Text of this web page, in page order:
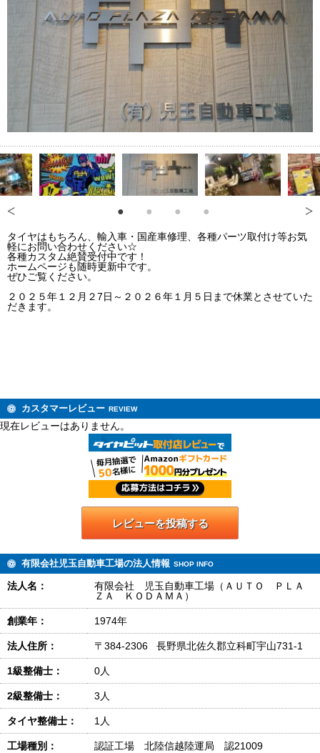
タイヤはもちろん、輸入車・国産車修理、各種パーツ取付け等お気
軽にお問い合わせください☆
各種カスタム絶賛受付中です！
ホームページも随時更新中です。
ぜひご覧ください。
２０２５年１２月２7日～２０２６年１月５日まで休業とさせていた
だきます。
カスタマーレビュー REVIEW
現在レビューはありません。
レビューを投稿する
有限会社児玉自動車工場の法人情報 SHOP INFO
法人名：
有限会社 児玉自動車工場（ＡＵＴＯ ＰＬＡ
ＺＡ ＫＯＤＡＭＡ）
創業年： 1974年
法人住所： 〒384-2306 長野県北佐久郡立科町宇山731-1
1級整備士： 0人
2級整備士： 3人
タイヤ整備士： 1人
工場種別： 認証工場 北陸信越陸運局 認21009